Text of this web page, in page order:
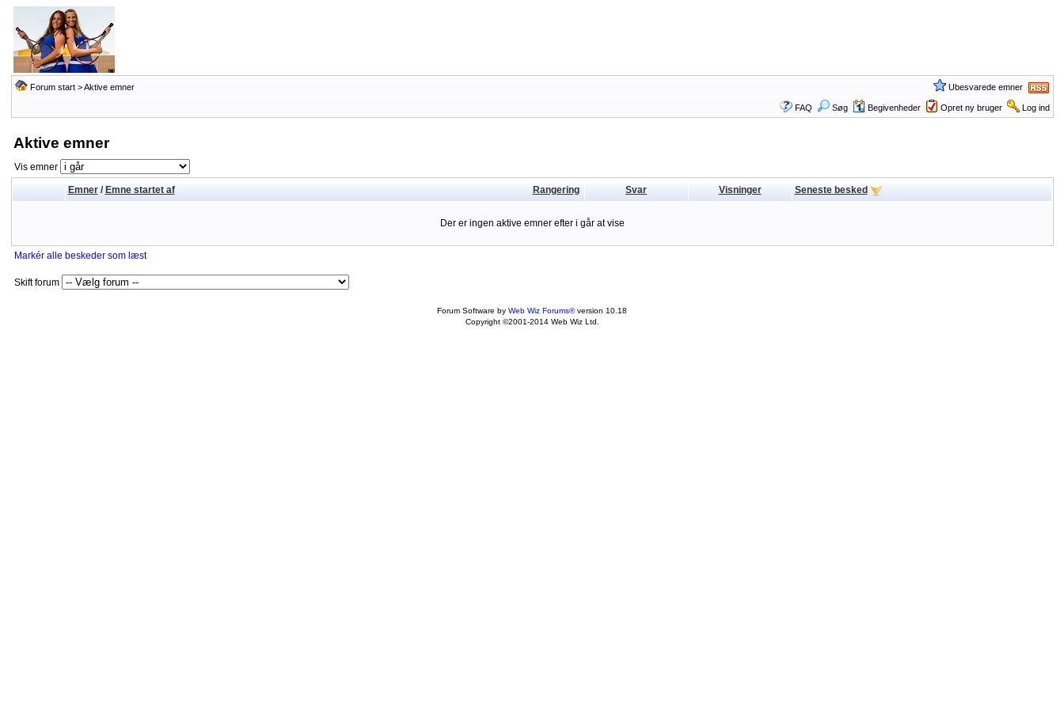
Forum start>Aktive emner Ubesvarede emner
FAQ Søg Begivenheder Opret ny bruger Log ind
Aktive emner
Vis emner
Emner/ Emne startet af Rangering Svar Visninger Seneste besked
Der er ingen aktive emner efter i går at vise
Markér alle beskeder som læst
Skift forum
Forum Software by Web Wiz Forums®version 10.18
Copyright ©2001-2014 Web Wiz Ltd.